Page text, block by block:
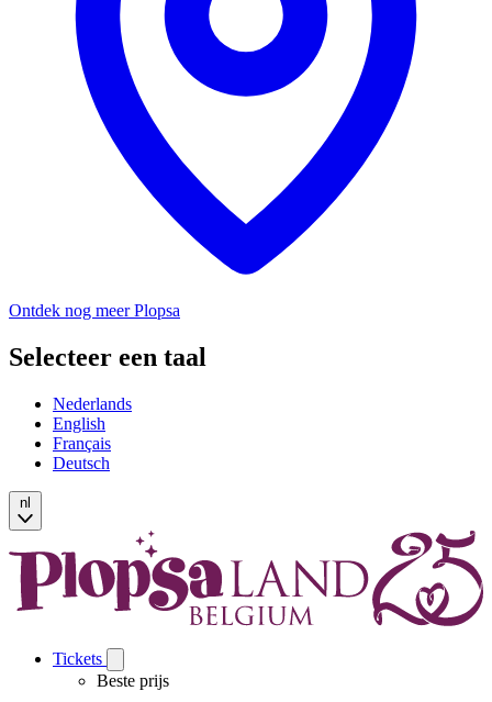
Ontdek nog meer Plopsa
Selecteer een taal
Nederlands
English
Français
Deutsch
nl
Tickets
Tickets
submenu
Beste prijs